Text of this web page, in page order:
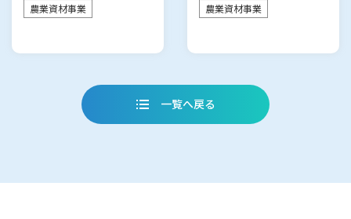
農業資材事業
農業資材事業
一覧へ戻る